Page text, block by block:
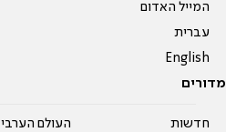
המייל האדום
עברית
English
מדורים
חדשות
העולם הערבי